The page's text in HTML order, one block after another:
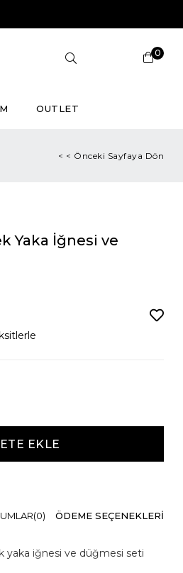
0
OUTLET
< < Önceki Sayfaya Dön
Yaka İğnesi ve
(0) ÖDEME SEÇENEKLERI
yaka iğnesi ve düğmesi seti